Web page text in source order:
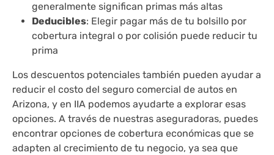
generalmente significan primas más altas
Deducibles: Elegir pagar más de tu bolsillo por
cobertura integral o por colisión puede reducir tu
prima
Los descuentos potenciales también pueden ayudar a
reducir el costo del seguro comercial de autos en
Arizona, y en IIA podemos ayudarte a explorar esas
opciones. A través de nuestras aseguradoras, puedes
encontrar opciones de cobertura económicas que se
adapten al crecimiento de tu negocio, ya sea que